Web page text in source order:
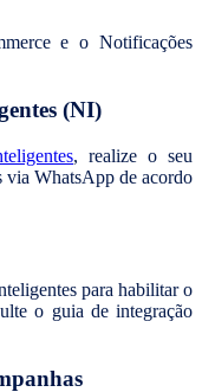
e o Notificações
(NI)
, realize o seu
via WhatsApp de acordo
para habilitar o
o guia de integração